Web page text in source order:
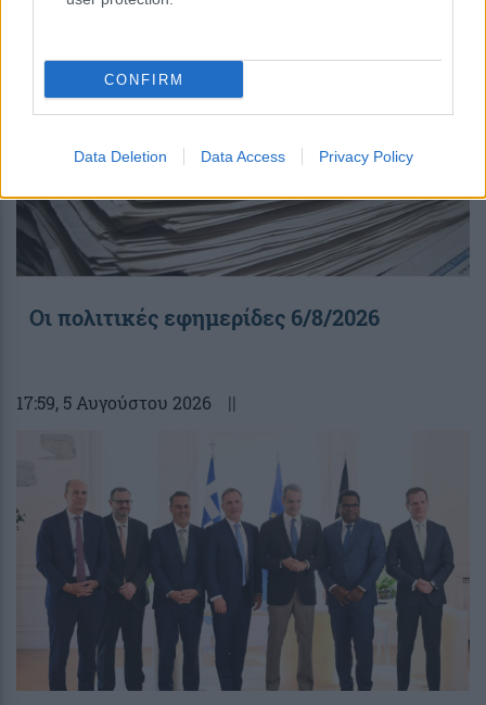
CONFIRM
Data Deletion Data Access Privacy Policy
Οι πολιτικές εφημερίδες 6/8/2026
17:59, 5 Αυγούστου 2026 ||